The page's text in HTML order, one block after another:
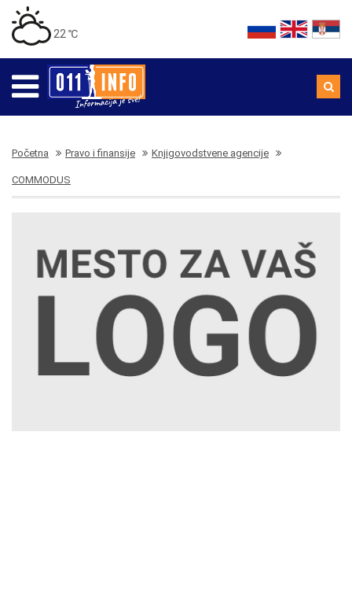
22 ℃
Početna Pravo i finansije Knjigovodstvene agencije
COMMODUS